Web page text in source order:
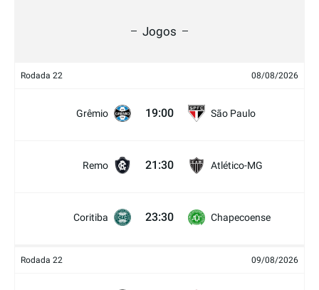
Jogos
Rodada 22 08/08/2026
Grêmio 19:00 São Paulo
Remo 21:30 Atlético-MG
Coritiba 23:30 Chapecoense
Rodada 22 09/08/2026